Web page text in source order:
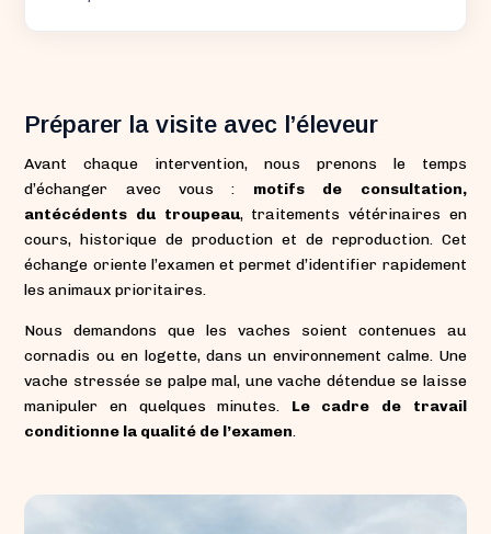
Préparer la visite avec l’éleveur
Avant chaque intervention, nous prenons le temps
d’échanger avec vous : motifs de consultation,
antécédents du troupeau, traitements vétérinaires en
cours, historique de production et de reproduction. Cet
échange oriente l’examen et permet d’identifier rapidement
les animaux prioritaires.
Nous demandons que les vaches soient contenues au
cornadis ou en logette, dans un environnement calme. Une
vache stressée se palpe mal, une vache détendue se laisse
manipuler en quelques minutes. Le cadre de travail
conditionne la qualité de l’examen.